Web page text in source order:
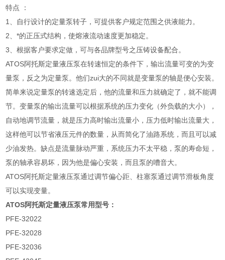
特点 ：
1、自行设计的定量泵转子，可提供客户规定范围之供液能力。
2、*的正压式结构，使熔液流动速度更加稳定。
3、根据客户要求定做，可与各品牌型号之压铸设备配合。
ATOS阿托斯定量液压泵在转速恒定的条件下，输出流量可变的为变
量泵，反之为定量泵。他们zui大的不同就是变量泵的轴是便心安装。
简单来说定量泵的转速选定后，他的流量和压力就确定了，就不能调
节。变量泵的输出流量可以根据系统的压力变化（外负载的大小），
自动地调节流量，就是压力高时输出流量小，压力低时输出流量大，
这样他可以节省液压元件的数量，从而简化了油路系统，而且可以减
少油发热。缺点是流量脉动严重，系统压力不太平稳，泵的寿命短，
泵的轴承容易坏，因为他是偏心安装，而且泵的嘈音大。
ATOS阿托斯定量液压泵通过调节偏心距、柱塞泵通过调节滑板角度
可以实现变量。
ATOS阿托斯定量液压泵常用型号：
PFE-32022
PFE-32028
PFE-32036